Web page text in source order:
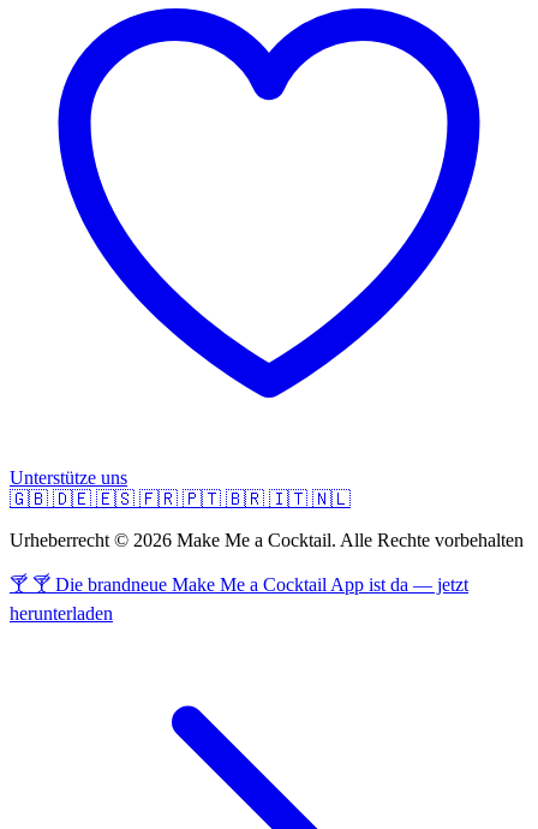
Unterstütze uns
🇬🇧 🇩🇪 🇪🇸 🇫🇷 🇵🇹 🇧🇷 🇮🇹 🇳🇱
Urheberrecht © 2026 Make Me a Cocktail. Alle Rechte vorbehalten
🍸 🍸 Die brandneue Make Me a Cocktail App ist da — jetzt
herunterladen